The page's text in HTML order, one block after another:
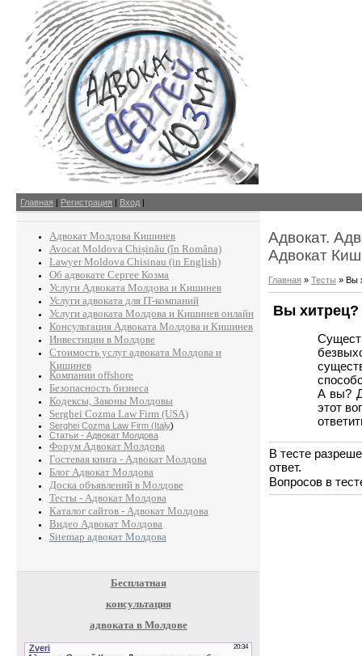
Главная | Регистрация | Вход |
Адвокат Молдова Кишинев
Avocat Moldova Chișinău (în Româna)
Lawyer Moldova Chisinau (in English)
Об адвокате Сергее Козма
Услуги Адвоката Молдова и Кишинев
Услуги адвоката для IT-компаний
Услуги адвоката Молдова и Кишинев онлайн
Консультация Адвоката Молдова и Кишинев
Инвестиции в Молдове
Стоимость услуг адвоката Молдова и
Кишинев
Компании offshore
Безопасность бизнеса
Кодексы, Законы Молдовы
Serghei Cozma Law Firm (USA)
Serghei Cozma Law Firm (Italy)
Статьи - Адвокат Молдова
Форум Адвокат Молдова
Гостевая книга - Адвокат Молдова
Блог Адвокат Молдова
Доска объявлений в Молдове
Тесты - Адвокат Молдова
Каталог сайтов - Адвокат Молдова
Видео Адвокат Молдова
Sitemap адвокат Молдова
Бесплатная
консультация
адвоката в Молдове
Адвокат.
Адвокат
Главная » Тесты » Вы
Вы хитрец?
А вы?
этот
В тесте
ответ.
Вопросов в